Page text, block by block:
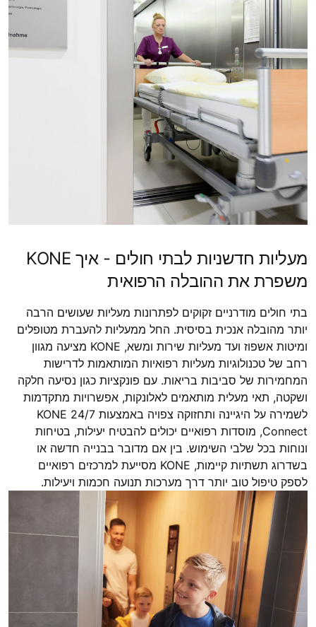
מעליות חדשניות לבתי חולים - איך KONE
משפרת את ההובלה הרפואית
בתי חולים מודרניים זקוקים לפתרונות מעליות שעושים הרבה
יותר מהובלה אנכית בסיסית. החל ממעליות להעברת מטופלים
ומיטות אשפוז ועד מעליות שירות ומשא, KONE מציעה מגוון
רחב של טכנולוגיות מעליות רפואיות המותאמות לדרישות
המחמירות של סביבות בריאות. עם פונקציות כגון נסיעה חלקה
ושקטה, תאי מעלית מותאמים לאלונקות, אפשרויות מתקדמות
לשמירה על היגיינה ותחזוקה צפויה באמצעות KONE 24/7
Connect, מוסדות רפואיים יכולים להבטיח יעילות, בטיחות
ונוחות בכל שלבי השימוש. בין אם מדובר בבנייה חדשה או
בשדרוג תשתיות קיימות, KONE מסייעת למרכזים רפואיים
לספק טיפול טוב יותר דרך מערכות תנועה חכמות ויעילות.